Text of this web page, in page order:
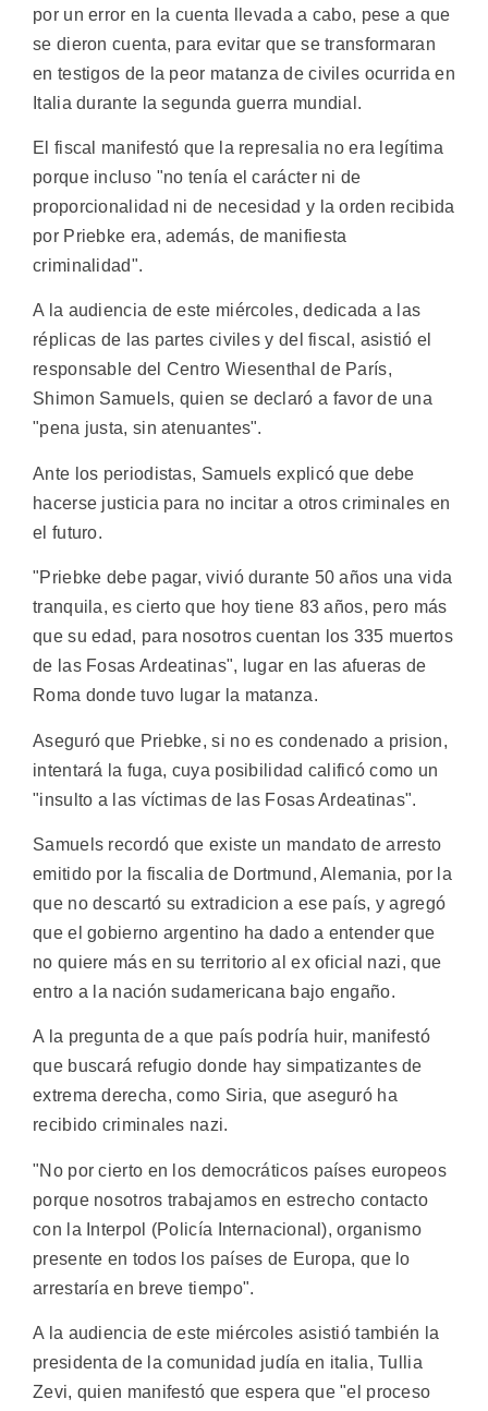
por un error en la cuenta llevada a cabo, pese a que
se dieron cuenta, para evitar que se transformaran
en testigos de la peor matanza de civiles ocurrida en
Italia durante la segunda guerra mundial.
El fiscal manifestó que la represalia no era legítima
porque incluso "no tenía el carácter ni de
proporcionalidad ni de necesidad y la orden recibida
por Priebke era, además, de manifiesta
criminalidad".
A la audiencia de este miércoles, dedicada a las
réplicas de las partes civiles y del fiscal, asistió el
responsable del Centro Wiesenthal de París,
Shimon Samuels, quien se declaró a favor de una
"pena justa, sin atenuantes".
Ante los periodistas, Samuels explicó que debe
hacerse justicia para no incitar a otros criminales en
el futuro.
"Priebke debe pagar, vivió durante 50 años una vida
tranquila, es cierto que hoy tiene 83 años, pero más
que su edad, para nosotros cuentan los 335 muertos
de las Fosas Ardeatinas", lugar en las afueras de
Roma donde tuvo lugar la matanza.
Aseguró que Priebke, si no es condenado a prision,
intentará la fuga, cuya posibilidad calificó como un
"insulto a las víctimas de las Fosas Ardeatinas".
Samuels recordó que existe un mandato de arresto
emitido por la fiscalia de Dortmund, Alemania, por la
que no descartó su extradicion a ese país, y agregó
que el gobierno argentino ha dado a entender que
no quiere más en su territorio al ex oficial nazi, que
entro a la nación sudamericana bajo engaño.
A la pregunta de a que país podría huir, manifestó
que buscará refugio donde hay simpatizantes de
extrema derecha, como Siria, que aseguró ha
recibido criminales nazi.
"No por cierto en los democráticos países europeos
porque nosotros trabajamos en estrecho contacto
con la Interpol (Policía Internacional), organismo
presente en todos los países de Europa, que lo
arrestaría en breve tiempo".
A la audiencia de este miércoles asistió también la
presidenta de la comunidad judía en italia, Tullia
Zevi, quien manifestó que espera que "el proceso